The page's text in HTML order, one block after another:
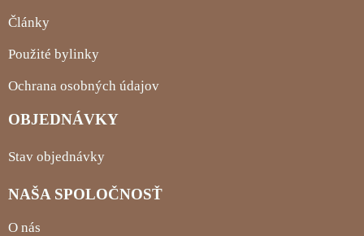
Články
Použité bylinky
Ochrana osobných údajov
OBJEDNÁVKY
Stav objednávky
NAŠA SPOLOČNOSŤ
O nás